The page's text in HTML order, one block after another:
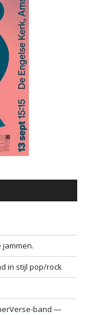
in stijl pop/rock
band —